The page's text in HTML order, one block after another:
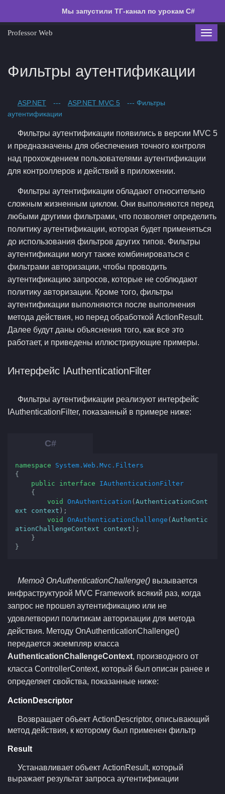
Мы запустили ТГ-канал по урокам C#
Professor Web
Фильтры аутентификации
ASP.NET --- ASP.NET MVC 5
--- Фильтры
аутентификации
Фильтры аутентификации появились в версии MVC 5
и предназначены для обеспечения точного контроля
над прохождением пользователями аутентификации
для контроллеров и действий в приложении.
Фильтры аутентификации обладают относительно
сложным жизненным циклом. Они выполняются перед
любыми другими фильтрами, что позволяет определить
политику аутентификации, которая будет применяться
до использования фильтров других типов. Фильтры
аутентификации могут также комбинироваться с
фильтрами авторизации, чтобы проводить
аутентификацию запросов, которые не соблюдают
политику авторизации. Кроме того, фильтры
аутентификации выполняются после выполнения
метода действия, но перед обработкой ActionResult.
Далее будут даны объяснения того, как все это
работает, и приведены иллюстрирующие примеры.
Интерфейс IAuthenticationFilter
Фильтры аутентификации реализуют интерфейс
IAuthenticationFilter, показанный в примере ниже:
namespace
System.Web.Mvc.Filters
{
public
interface
IAuthenticationFilter
void
OnAuthentication ( AuthenticationCont
ext context ) ;
void
OnAuthenticationChallenge ( Authentic
ationChallengeContext context ) ;
}
Метод OnAuthenticationChallenge() вызывается
инфраструктурой MVC Framework всякий раз, когда
запрос не прошел аутентификацию или не
удовлетворил политикам авторизации для метода
действия. Методу OnAuthenticationChallenge()
передается экземпляр класса
AuthenticationChallengeContext, производного от
класса ControllerContext, который был описан ранее и
определяет свойства, показанные ниже:
ActionDescriptor
Возвращает объект ActionDescriptor, описывающий
метод действия, к которому был применен фильтр
Result
Устанавливает объект ActionResult, который
выражает результат запроса аутентификации